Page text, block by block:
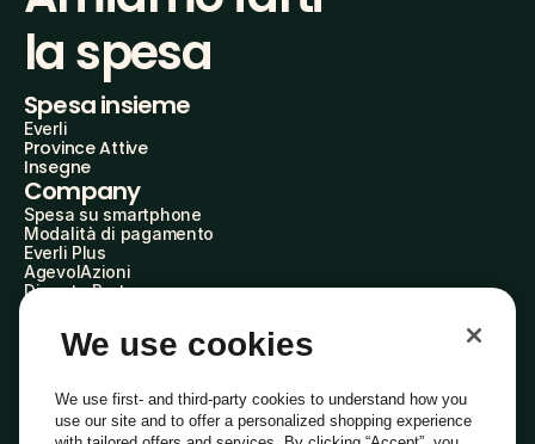
la spesa
Spesa insieme
Everli
Province Attive
Insegne
Company
Spesa su smartphone
Modalità di pagamento
Everli Plus
AgevolAzioni
Diventa Partner
Everli Shoppers
About Us
Everli News
Domande frequenti
Lavora con noi
We use cookies
We use first- and third-party cookies to understand how you
use our site and to offer a personalized shopping experience